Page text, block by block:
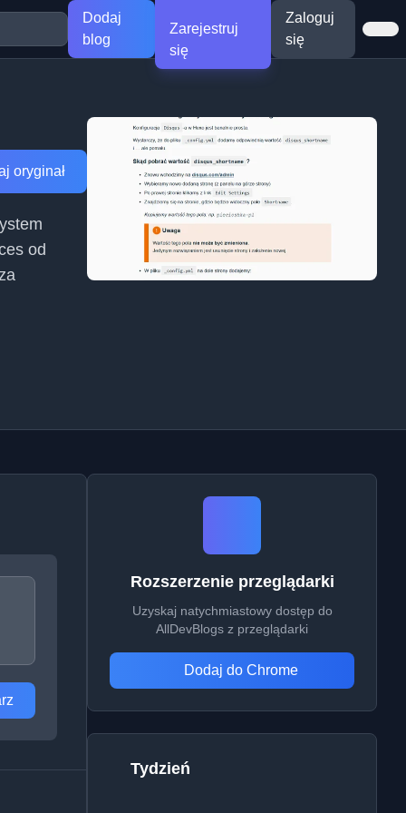
Dodaj
blog
Zarejestruj
się
Zaloguj
się
oryginał
od
Rozszerzenie przeglądarki
Uzyskaj natychmiastowy dostęp do
AllDevBlogs z przeglądarki
Dodaj do Chrome
Tydzień